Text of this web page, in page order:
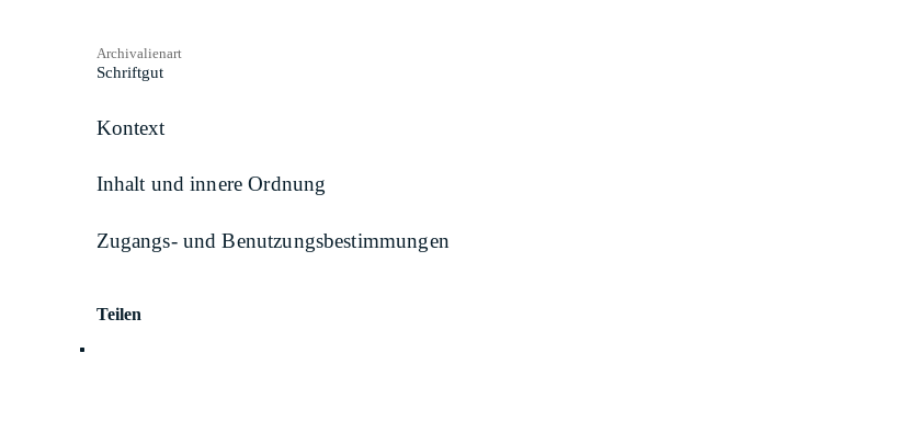
Archivalienart
Schriftgut
Kontext
Inhalt und innere Ordnung
Zugangs- und Benutzungsbestimmungen
Teilen